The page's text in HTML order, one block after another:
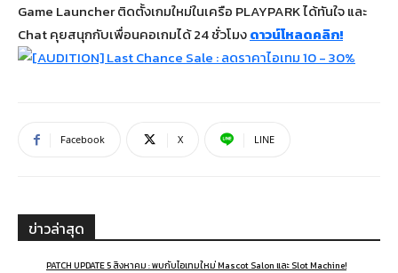
Game Launcher ติดตั้งเกมใหม่ในเครือ PLAYPARK ได้ทันใจ และ
Chat คุยสนุกกับเพื่อนคอเกมได้ 24 ชั่วโมงดาวน์โหลดคลิก!
Facebook X LINE
ข่าวล่าสุด
PATCH UPDATE 5 สิงหาคม : พบกับไอเทมใหม่ Mascot Salon และ Slot Machine!